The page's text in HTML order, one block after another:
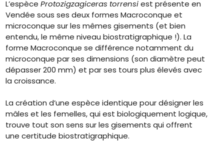
L’espèceProtozigzagiceras torrensiest présente en
Vendée sous ses deux formes Macroconque et
microconque sur les mêmes gisements (et bien
entendu, le même niveau biostratigraphique !). La
forme Macroconque se différence notamment du
microconque par ses dimensions (son diamètre peut
dépasser 200 mm) et par ses tours plus élevés avec
la croissance.
La création d’une espèce identique pour désigner les
mâles et les femelles, qui est biologiquement logique,
trouve tout son sens sur les gisements qui offrent
une certitude biostratigraphique.